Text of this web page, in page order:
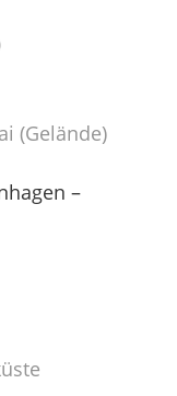
(Gelände)
–